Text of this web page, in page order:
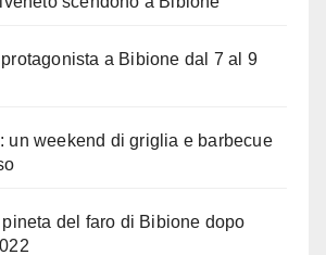
protagonista a Bibione dal 7 al 9
un weekend di griglia e barbecue
del faro di Bibione dopo